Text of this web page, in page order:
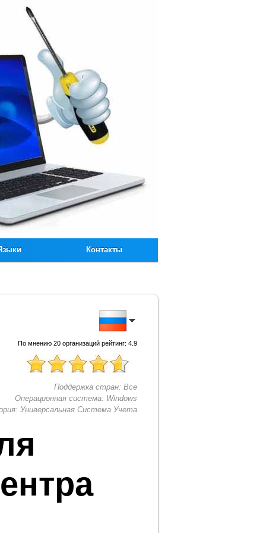
Контакты
По мнению 20 организаций рейтинг: 4.9
Поддержка стран: Все
Операционная система: Windows
Универсальная Система Учета